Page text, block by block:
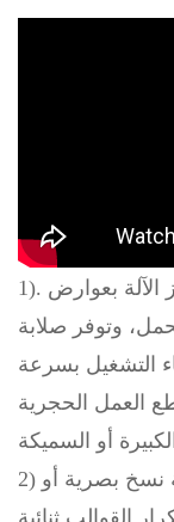
الآلة بعوارض
وتوفر صلابة
التشغيل بسرعة
العمل الحجرية
نسخ بصرية أو